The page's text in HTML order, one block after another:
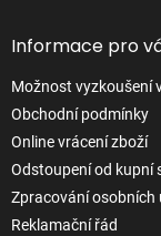
Informace pro
Možnost vyzkoušení
Obchodní podmínky
Online vrácení zboží
Odstoupení od kupní
Zpracování osobních
Reklamační řád